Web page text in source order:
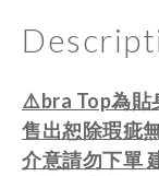
⚠️bra Top為貼
售出恕除瑕疵
介意請勿下單